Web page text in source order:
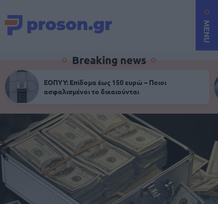
MENU
Breaking news
ΕΟΠΥΥ: Επίδομα έως 150 ευρώ – Ποιοι
ασφαλισμένοι το δικαιούνται